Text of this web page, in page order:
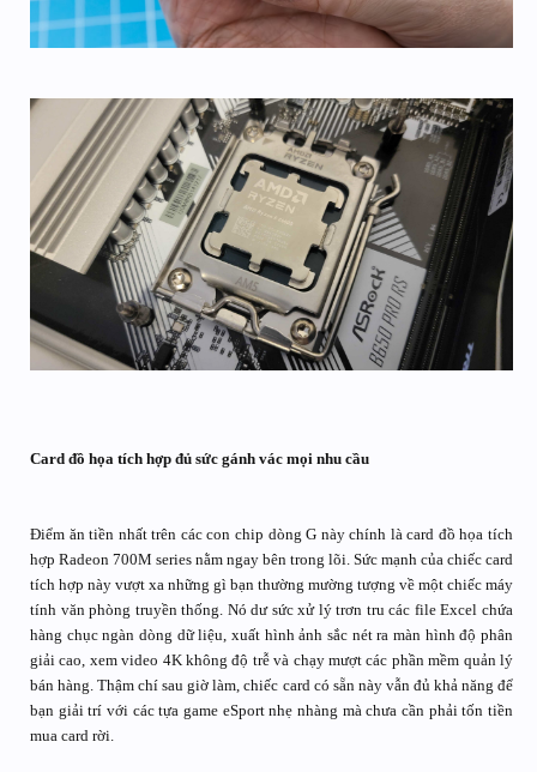
Card đồ họa tích hợp đủ sức gánh vác mọi nhu cầu
Điểm ăn tiền nhất trên các con chip dòng G này chính là card đồ họa tích
hợp Radeon 700M series nằm ngay bên trong lõi. Sức mạnh của chiếc card
tích hợp này vượt xa những gì bạn thường mường tượng về một chiếc máy
tính văn phòng truyền thống. Nó dư sức xử lý trơn tru các file Excel chứa
hàng chục ngàn dòng dữ liệu, xuất hình ảnh sắc nét ra màn hình độ phân
giải cao, xem video 4K không độ trễ và chạy mượt các phần mềm quản lý
bán hàng. Thậm chí sau giờ làm, chiếc card có sẵn này vẫn đủ khả năng để
bạn giải trí với các tựa game eSport nhẹ nhàng mà chưa cần phải tốn tiền
mua card rời.